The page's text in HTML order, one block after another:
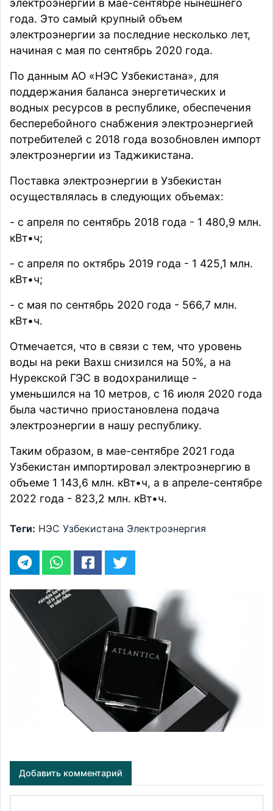
электроэнергии в мае-сентябре нынешнего
года. Это самый крупный объем
электроэнергии за последние несколько лет,
начиная с мая по сентябрь 2020 года.
По данным АО «НЭС Узбекистана», для
поддержания баланса энергетических и
водных ресурсов в республике, обеспечения
бесперебойного снабжения электроэнергией
потребителей с 2018 года возобновлен импорт
электроэнергии из Таджикистана.
Поставка электроэнергии в Узбекистан
осуществлялась в следующих объемах:
- с апреля по сентябрь 2018 года - 1 480,9 млн.
кВт•ч;
- с апреля по октябрь 2019 года - 1 425,1 млн.
кВт•ч;
- с мая по сентябрь 2020 года - 566,7 млн.
кВт•ч.
Отмечается, что в связи с тем, что уровень
воды на реки Вахш снизился на 50%, а на
Нурекской ГЭС в водохранилище -
уменьшился на 10 метров, с 16 июля 2020 года
была частично приостановлена подача
электроэнергии в нашу республику.
Таким образом, в мае-сентябре 2021 года
Узбекистан импортировал электроэнергию в
объеме 1 143,6 млн. кВт•ч, а в апреле-сентябре
2022 года - 823,2 млн. кВт•ч.
Теги: НЭС Узбекистана Электроэнергия
Добавить комментарий